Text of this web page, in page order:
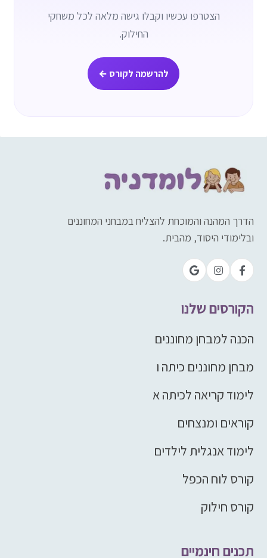
הצטרפו עכשיו וקבלו גישה מלאה לכל משחקי
החילוק.
להרשמה לקורס ←
הדרך המהנה והמוכחת להצליח במבחני המחוננים
ובלימודי היסוד, מהבית.
הקורסים שלנו
הכנה למבחן מחוננים
מבחן מחוננים כיתה ו
לימוד קריאה לכיתה א
קוראים ומנצחים
לימוד אנגלית לילדים
קורס לוח הכפל
קורס חילוק
תכנים חינמיים